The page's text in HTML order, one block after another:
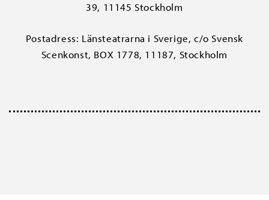
39, 11145 Stockholm
Postadress: Länsteatrarna i Sverige, c/o Svensk
Scenkonst, BOX 1778, 11187, Stockholm